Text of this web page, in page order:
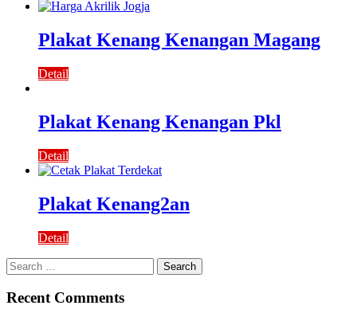
Plakat Kenang Kenangan Magang
Detail
Plakat Kenang Kenangan Pkl
Detail
Plakat Kenang2an
Detail
Search
for:
Recent Comments